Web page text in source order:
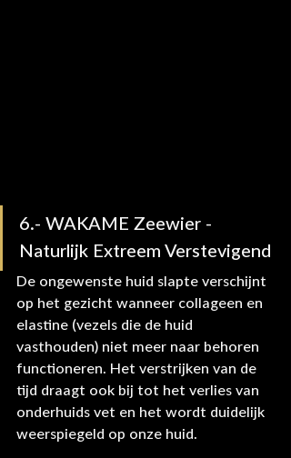
6.- WAKAME Zeewier -
Naturlijk Extreem Verstevigend
De ongewenste huid slapte verschijnt
op het gezicht wanneer collageen en
elastine (vezels die de huid
vasthouden) niet meer naar behoren
functioneren. Het verstrijken van de
tijd draagt ​​ook bij tot het verlies van
onderhuids vet en het wordt duidelijk
weerspiegeld op onze huid.